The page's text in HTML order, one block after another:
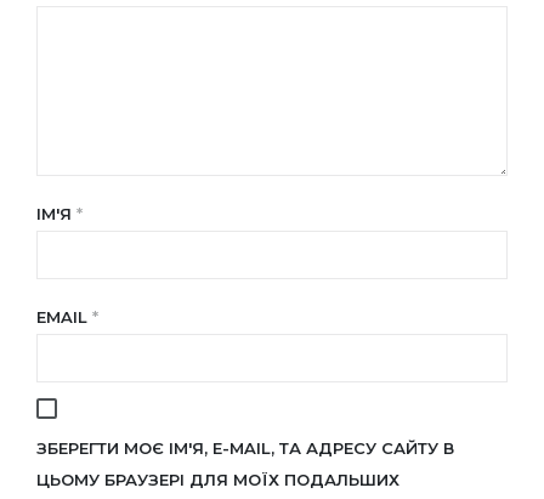
ІМ'Я *
EMAIL *
ЗБЕРЕГТИ МОЄ ІМ'Я, E-MAIL, ТА АДРЕСУ САЙТУ В
ЦЬОМУ БРАУЗЕРІ ДЛЯ МОЇХ ПОДАЛЬШИХ